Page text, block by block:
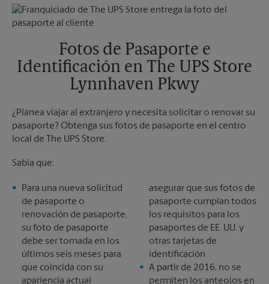
Martes
Viernes
6:30 PM
Sábado
Sin Recolección
6:30 PM
Martes
6:30 PM
Fotos de Pasaporte e
Identificación en The UPS Store
Lynnhaven Pkwy
¿Planea viajar al extranjero y necesita solicitar o renovar su
pasaporte? Obtenga sus fotos de pasaporte en el centro
local de The UPS Store.
Sabía que:
Para una nueva solicitud
de pasaporte o
renovación de pasaporte,
su foto de pasaporte
debe ser tomada en los
últimos seis meses para
que coincida con su
apariencia actual
asegurar que sus fotos de
pasaporte cumplan todos
los requisitos para los
pasaportes de EE. UU. y
otras tarjetas de
identificación
A partir de 2016, no se
permiten los anteojos en